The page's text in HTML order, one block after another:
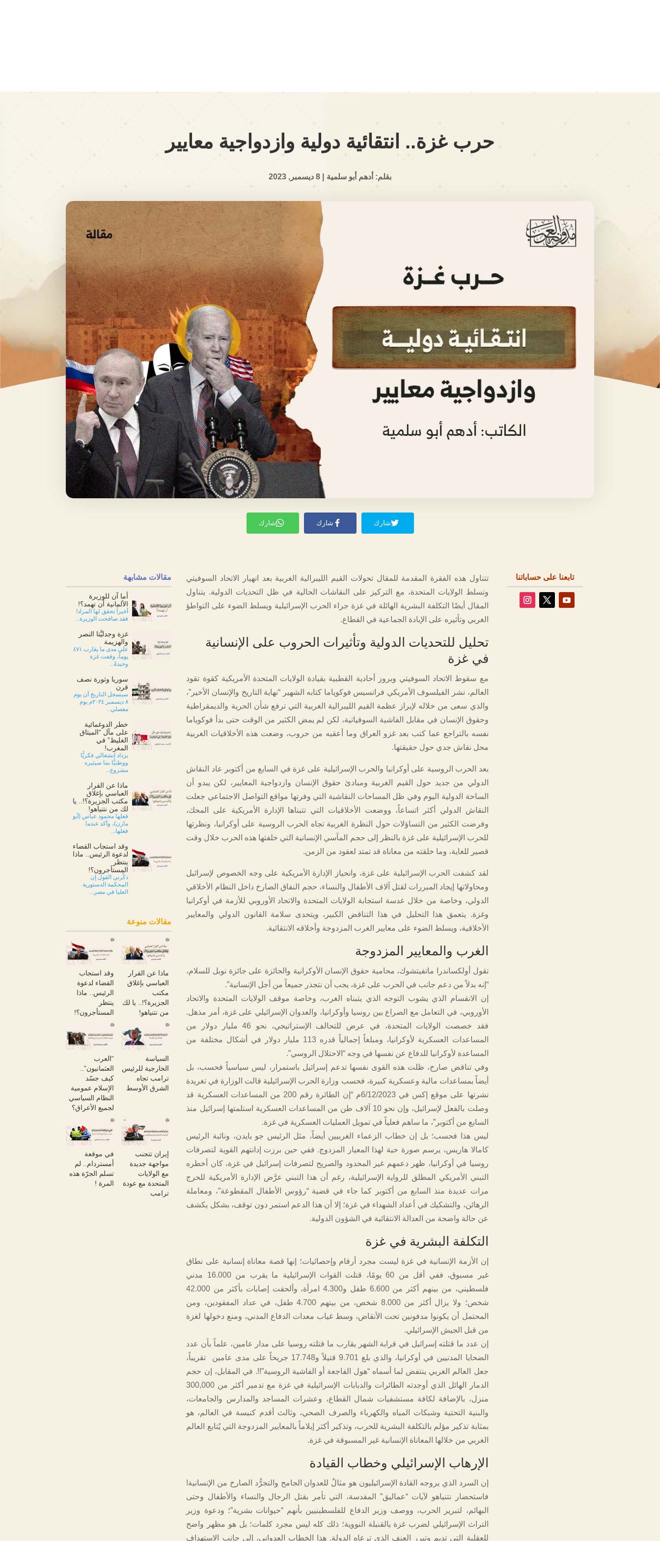
حرب غزة.. انتقائية دولية وازدواجية معايير
بقلم: أدهم أبو سلمية
شارك شارك شارك
مقالات مشابهة
أما آن للوزيرة
الألمانية أن تهمد؟!
أخيراً تحقق لها المراد!
فقد صافحت الوزيرة...
غزة وجدليَّتا النصر
والهزيمة
على مدى ما يقارب ٤٧١
يوماً، وقفت غزة
وحيدةً...
سوريا وثورة نصف
قرن
سيسجل التاريخ أن يوم
٨ ديسمبر ٢٠٢٤م يوم
مفصلي...
خطر الدوغمائية
على مآل “الميثاق
الغليظ” في
المغرب!
يزداد انشغالي فكريًّا
ووطنيًّا بما سيثيره
مشروع...
ماذا عن القرار
العباسي بإغلاق
مكتب الجزيرة؟!.. يا
لك من نتنياهو!
فعلها محمود عباس (أبو
مازن)، وأكد عندما
فعلها...
وقد استجاب القضاء
لدعوة الرئيس.. ماذا
ينتظر
المستأجرون؟!
ذكّرني القول إن
المحكمة الدستورية
العليا في مصر...
مقالات منوعة
ماذا عن القرار
العباسي بإغلاق
مكتب
الجزيرة؟!.. يا لك
من نتنياهو!
وقد استجاب
القضاء لدعوة
الرئيس.. ماذا
ينتظر
المستأجرون؟!
السياسة
الخارجية للرئيس
ترامب تجاه
الشرق الأوسط
“العرب
العثمانيون”..
كيف جسّد
الإسلام عمومية
النظام السياسي
لجميع الأعراق؟
إيران تتجنب
مواجهة جديدة
مع الولايات
المتحدة مع عودة
ترامب
في موقعة
أمستردام.. لم
تسلم الجرّة هذه
المرة !
تتناول هذه الفقرة المقدمة للمقال تحولات القيم الليبرالية الغربية بعد انهيار الاتحاد السوفيتي
وتسلط الولايات المتحدة، مع التركيز على النقاشات الحالية في ظل التحديات الدولية. يتناول
المقال أيضًا التكلفة البشرية الهائلة في غزة جراء الحرب الإسرائيلية ويسلط الضوء على التواطؤ
الغربي وتأثيره على الإبادة الجماعية في القطاع.
تحليل للتحديات الدولية وتأثيرات الحروب على الإنسانية
في غزة
مع سقوط الاتحاد السوفيتي وبروز أحادية القطبية بقيادة الولايات المتحدة الأمريكية كقوة تقود
العالم، نشر الفيلسوف الأمريكي فرانسيس فوكوياما كتابه الشهير “نهاية التاريخ والإنسان الأخير”،
والذي سعى من خلاله لإبراز عظمة القيم الليبرالية الغربية التي ترفع شأن الحرية والديمقراطية
وحقوق الإنسان في مقابل الفاشية السوفياتية، لكن لم يمض الكثير من الوقت حتى بدأ فوكوياما
نفسه بالتراجع عما كتب بعد غزو العراق وما أعقبه من حروب، وضعت هذه الأخلاقيات الغربية
محل نقاش جدي حول حقيقتها.
بعد الحرب الروسية على أوكرانيا والحرب الإسرائيلية على غزة في السابع من أكتوبر عاد النقاش
الدولي من جديد حول القيم الغربية ومبادئ حقوق الإنسان وازدواجية المعايير، لكن يبدو أن
الساحة الدولية اليوم وفي ظل المساحات النقاشية التي وفرتها مواقع التواصل الاجتماعي جعلت
النقاش الدولي أكثر اتساعاً، ووضعت الأخلاقيات التي تتبناها الإدارة الأمريكية على المحك،
وفرضت الكثير من التساؤلات حول النظرة الغربية تجاه الحرب الروسية على أوكرانيا، ونظرتها
للحرب الإسرائيلية على غزة بالنظر إلى حجم المآسي الإنسانية التي خلفتها هذه الحرب خلال وقت
قصير للغاية، وما خلقته من معاناة قد تمتد لعقود من الزمن.
لقد كشفت الحرب الإسرائيلية على غزة، وانحياز الإدارة الأمريكية على وجه الخصوص لإسرائيل
ومحاولاتها إيجاد المبررات لقتل آلاف الأطفال والنساء، حجم النفاق الصارخ داخل النظام الأخلاقي
الدولي، وخاصة من خلال عدسة استجابة الولايات المتحدة والاتحاد الأوروبي للأزمة في أوكرانيا
وغزة. يتعمق هذا التحليل في هذا التناقض الكبير، ويتحدى سلامة القانون الدولي والمعايير
الأخلاقية، ويسلط الضوء على معايير الغرب المزدوجة وأخلاقه الانتقائية.
الغرب والمعايير المزدوجة
تقول أولكساندرا ماتفيتشوك، محامية حقوق الإنسان الأوكرانية والحائزة على جائزة نوبل للسلام،
“إنه بدلاً من دعم جانب في الحرب على غزة، يجب أن نتجذر جميعاً من أجل الإنسانية”.
إن الانقسام الذي يشوب التوجه الذي يتبناه الغرب، وخاصة موقف الولايات المتحدة والاتحاد
الأوروبي، في التعامل مع الصراع بين روسيا وأوكرانيا، والعدوان الإسرائيلي على غزة، أمر مذهل.
فقد خصصت الولايات المتحدة، في عرض للتحالف الإستراتيجي، نحو 46 مليار دولار من
المساعدات العسكرية لأوكرانيا، ومبلغاً إجمالياً قدره 113 مليار دولار في أشكال مختلفة من
المساعدة لأوكرانيا للدفاع عن نفسها في وجه “الاحتلال الروسي”.
وفي تناقض صارخ، ظلت هذه القوى نفسها تدعم إسرائيل باستمرار، ليس سياسياً فحسب، بل
أيضاً بمساعدات مالية وعسكرية كبيرة، فحسب وزارة الحرب الإسرائيلية قالت الوزارة في تغريدة
نشرتها على موقع إكس في 6/12/2023م “إن الطائرة رقم 200 من المساعدات العسكرية قد
وصلت بالفعل لإسرائيل، وإن نحو 10 آلاف طن من المساعدات العسكرية استلمتها إسرائيل منذ
السابع من أكتوبر”، ما ساهم فعلياً في تمويل العمليات العسكرية في غزة.
ليس هذا فحسب؛ بل إن خطاب الزعماء الغربيين أيضاً، مثل الرئيس جو بايدن، ونائبة الرئيس
كامالا هاريس، يرسم صورة حية لهذا المعيار المزدوج. ففي حين برزت إدانتهم القوية لتصرفات
روسيا في أوكرانيا، ظهر دعمهم غير المحدود والصريح لتصرفات إسرائيل في غزة، كان أخطره
التبني الأمريكي المطلق للرواية الإسرائيلية، رغم أن هذا التبني عرَّض الإدارة الأمريكية للحرج
مرات عديدة منذ السابع من أكتوبر كما جاء في قضية “رؤوس الأطفال المقطوعة”، ومعاملة
الرهائن، والتشكيك في أعداد الشهداء في غزة؛ إلا أن هذا الدعم استمر دون توقف، بشكل يكشف
عن حالة واضحة من العدالة الانتقائية في الشؤون الدولية.
التكلفة البشرية في غزة
إن الأزمة الإنسانية في غزة ليست مجرد أرقام وإحصائيات؛ إنها قصة معاناة إنسانية على نطاق
غير مسبوق، ففي أقل من 60 يومًا، قتلت القوات الإسرائيلية ما يقرب من 16.000 مدني
فلسطيني، من بينهم أكثر من 6.600 طفل و4.300 امرأة، وألحقت إصابات بأكثر من 42.000
شخص؛ ولا يزال أكثر من 8.000 شخص، من بينهم 4.700 طفل، في عداد المفقودين، ومن
المحتمل أن يكونوا مدفونين تحت الأنقاض، وسط غياب معدات الدفاع المدني، ومنع دخولها لغزة
من قبل الجيش الإسرائيلي.
إن عدد ما قتلته إسرائيل في قرابة الشهر يقارب ما قتلته روسيا على مدار عامين، علماً بأن عدد
الضحايا المدنيين في أوكرانيا، والذي بلغ 9.701 قتيلاً و17.748 جريحاً على مدى عامين تقريباً،
جعل العالم الغربي ينتفض لما أسماه “هول الفاجعة أو الفاشية الروسية”!!. في المقابل، إن حجم
الدمار الهائل الذي أوجدته الطائرات والدبابات الإسرائيلية في غزة مع تدمير أكثر من 300,000
منزل، بالإضافة لكافة مستشفيات شمال القطاع، وعشرات المساجد والمدارس والجامعات،
والبنية التحتية وشبكات المياه والكهرباء والصرف الصحي، وثالث أقدم كنيسة في العالم، هو
بمثابة تذكير مؤلم بالتكلفة البشرية للحرب، وتذكير أكثر إيلاماً بالمعايير المزدوجة التي يُتابع العالم
الغربي من خلالها المعاناة الإنسانية غير المسبوقة في غزة.
الإرهاب الإسرائيلي وخطاب القيادة
إن السرد الذي يروجه القادة الإسرائيليون هو مثالٌ للعدوان الجامح والتجرُّد الصارخ من الإنسانية!
فاستحضار نتنياهو لآيات “عماليق” المقدسة، التي تأمر بقتل الرجال والنساء والأطفال وحتى
البهائم، لتبرير الحرب، ووصف وزير الدفاع للفلسطينيين بأنهم “حيوانات بشرية”؛ ودعوة وزير
التراث الإسرائيلي لضرب غزة بالقنبلة النووية؛ ذلك كله ليس مجرد كلمات؛ بل هو مظهر واضح
للعقلية التي تديم وتبرر العنف الذي ترعاه الدولة. هذا الخطاب العدواني، إلى جانب الاستهداف
تابعنا على حساباتنا